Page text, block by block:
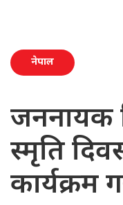
नेपाल
जननायक
स्मृति
कार्यक्रम